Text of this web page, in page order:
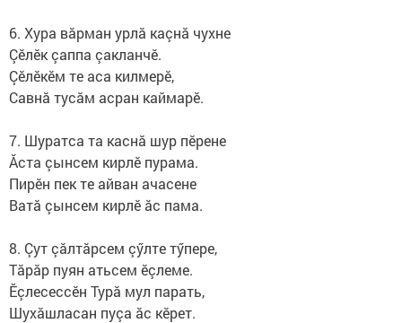
6. Хура вăрман урлă каçнă чухне
Çӗлӗк çаппа çакланчӗ.
Çӗлӗкӗм те аса килмерӗ,
Савнă тусăм асран каймарӗ.
7. Шуратса та каснă шур пӗрене
Ăста çынсем кирлӗ пурама.
Пирӗн пек те айван ачасене
Ватă çынсем кирлӗ ăс пама.
8. Çут çăлтăрсем çӳлте тӳпере,
Тăрăр пуян атьсем ӗçлеме.
Ӗçлесессӗн Турă мул парать,
Шухăшласан пуçа ăс кӗрет.